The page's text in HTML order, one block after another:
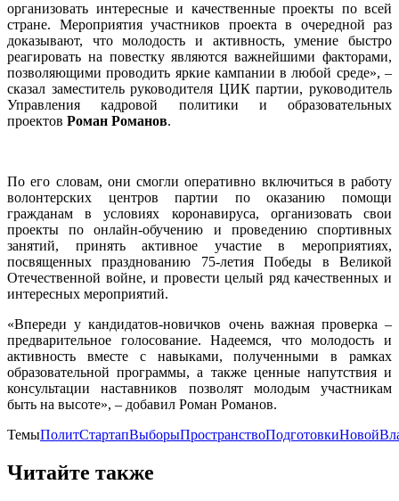
организовать интересные и качественные проекты по всей
стране. Мероприятия участников проекта в очередной раз
доказывают, что молодость и активность, умение быстро
реагировать на повестку являются важнейшими факторами,
позволяющими проводить яркие кампании в любой среде», –
сказал заместитель руководителя ЦИК партии, руководитель
Управления кадровой политики и образовательных
проектов Роман Романов.
По его словам, они смогли оперативно включиться в работу
волонтерских центров партии по оказанию помощи
гражданам в условиях коронавируса, организовать свои
проекты по онлайн-обучению и проведению спортивных
занятий, принять активное участие в мероприятиях,
посвященных празднованию 75-летия Победы в Великой
Отечественной войне, и провести целый ряд качественных и
интересных мероприятий.
«Впереди у кандидатов-новичков очень важная проверка –
предварительное голосование. Надеемся, что молодость и
активность вместе с навыками, полученными в рамках
образовательной программы, а также ценные напутствия и
консультации наставников позволят молодым участникам
быть на высоте», – добавил Роман Романов.
ТемыПолитСтартапВыборы
Читайте также